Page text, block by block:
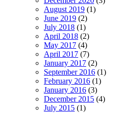
August 2019 (1)
June 2019 (2)
July 2018 (1)
April 2018 (2)
May 2017 (4)
April 2017 (7)
January 2017 (2)
September 2016 (1)
February 2016 (1)
January 2016 (3)
December 2015 (4)
July 2015 (1)